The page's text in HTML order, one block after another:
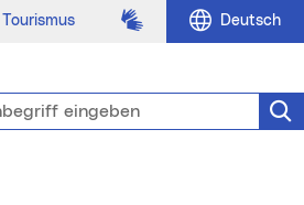
Tourismus Gebärdensprache
Deutsch
eingeben